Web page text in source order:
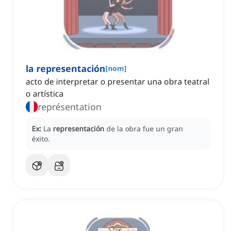
la representación[nom]
acto de interpretar o presentar una obra teatral
o artística
représentation
Ex: La representación de la obra fue un gran
éxito.